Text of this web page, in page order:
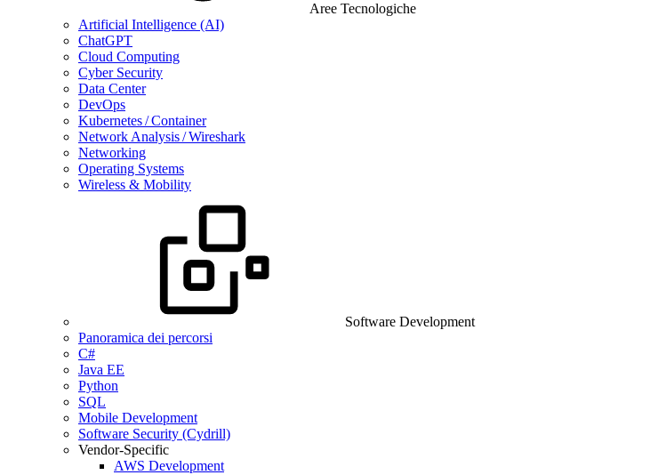
Aree Tecnologiche
Artificial Intelligence (AI)
ChatGPT
Cloud Computing
Cyber Security
Data Center
DevOps
Kubernetes / Container
Network Analysis / Wireshark
Networking
Operating Systems
Wireless & Mobility
Software Development
Panoramica dei percorsi
C#
Java EE
Python
SQL
Mobile Development
Software Security (Cydrill)
Vendor-Specific
AWS Development